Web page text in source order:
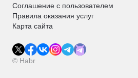
Соглашение с пользователем
Правила оказания услуг
Карта сайта
© Habr